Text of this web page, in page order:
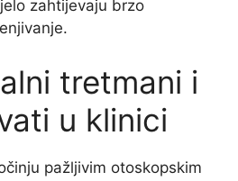
zahtijevaju brzo
tretmani i
u klinici
pažljivim otoskopskim